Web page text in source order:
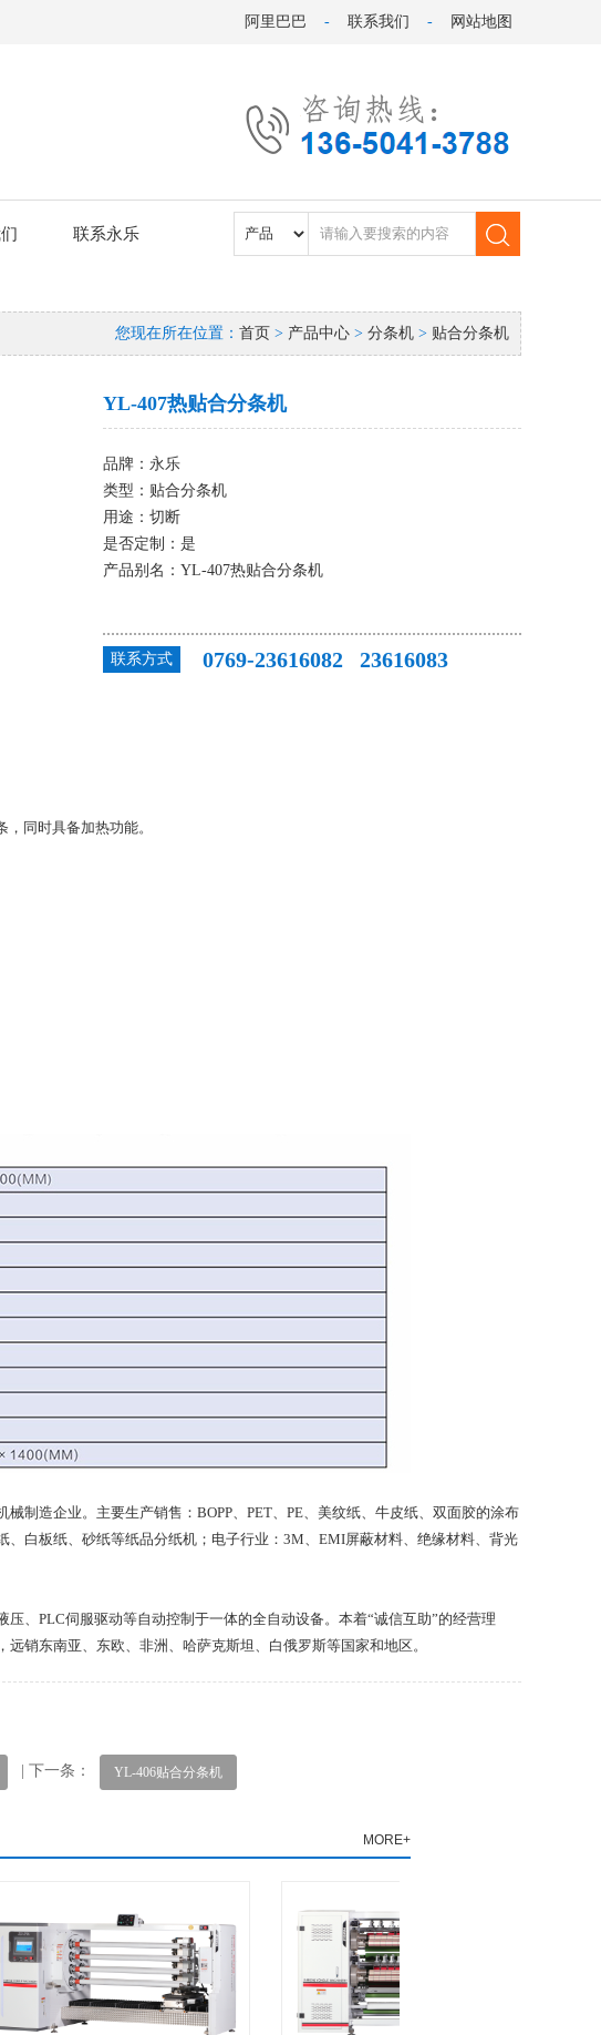
阿里巴巴 - 联系我们 - 网站地图
联系永乐
您现在所在位置： 首页 > 产品中心 > 分条机 > 贴合分条机
YL-407热贴合分条机
品牌：永乐
类型：贴合分条机
用途：切断
是否定制：是
产品别名：YL-407热贴合分条机
联系方式 0769-23616082 23616083
同时具备加热功能。
制造企业。主要生产销售：BOPP、PET、PE、美纹纸、牛皮纸、双面胶的涂布
白板纸、砂纸等纸品分纸机；电子行业：3M、EMI屏蔽材料、绝缘材料、背光
、PLC伺服驱动等自动控制于一体的全自动设备。本着“诚信互助”的经营理
销东南亚、东欧、非洲、哈萨克斯坦、白俄罗斯等国家和地区。
| 下一条： YL-406贴合分条机
MORE+